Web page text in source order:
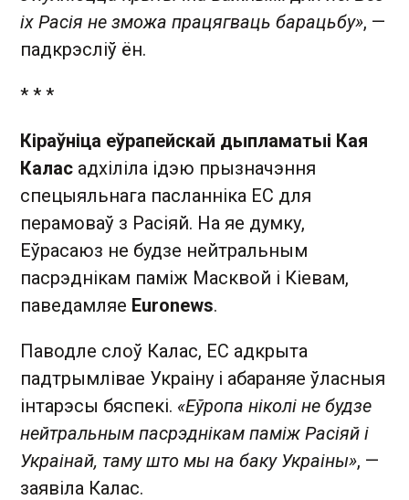
іх Расія не зможа працягваць барацьбу», —
падкрэсліў ён.
* * *
Кіраўніца еўрапейскай дыпламатыі Кая
Калас адхіліла ідэю прызначэння
спецыяльнага пасланніка ЕС для
перамоваў з Расіяй. На яе думку,
Еўрасаюз не будзе нейтральным
пасрэднікам паміж Масквой і Кіевам,
паведамляе Euronews.
Паводле слоў Калас, ЕС адкрыта
падтрымлівае Украіну і абараняе ўласныя
інтарэсы бяспекі. «Еўропа ніколі не будзе
нейтральным пасрэднікам паміж Расіяй і
Украінай, таму што мы на баку Украіны», —
заявіла Калас.